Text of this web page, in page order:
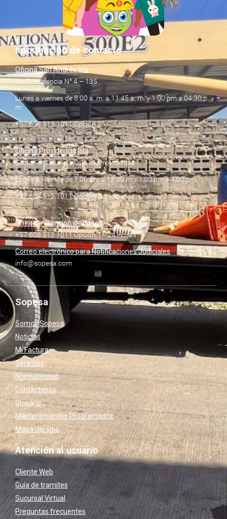
Información de contacto
Oficina San Andrés Isla
Av. Providencia N° 4 – 135
Lunes a viernes de 8:00 a. m. a 11:45 a. m. y 1:00 pm a 04:30 p.
m.
+57 608 513 1011 Opción 2
Oficina Providencia Isla
Sector el Caballete, Isla de Providencia
Lunes a viernes de 7:00 am a 12:00 m y 1:00 pm a 4:00 pm
+57 608 513 1011 Opción 2
Línea de atención de daños
+57 608 513 1011 Opción 1– 24 Horas
Correo electrónico para Notificaciones Judiciales
info@sopesa.com
Sopesa
Somos Sopesa
Noticias
Mi Factura
Servicios
Normatividad
Contáctenos
Glosario
Mantenimientos Programados
Mapa del sitio
Atención al usuario
Cliente Web
Guía de tramites
Sucursal Virtual
Preguntas frecuentes